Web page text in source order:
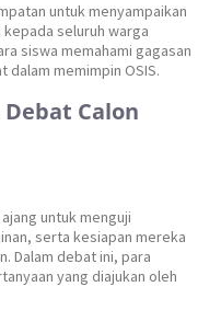
untuk menyampaikan
seluruh warga
siswa memahami gagasan
dalam memimpin OSIS.
Debat Calon
untuk menguji
serta kesiapan mereka
Dalam debat ini, para
yang diajukan oleh